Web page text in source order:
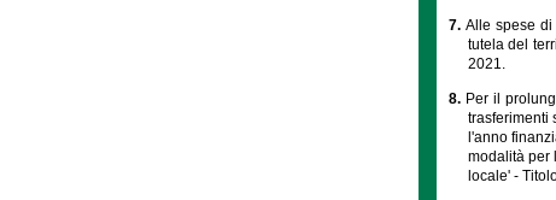
7. Alle spese di
tutela del
2021.
8. Per il
trasferimenti
l'anno
modalità per
locale' -